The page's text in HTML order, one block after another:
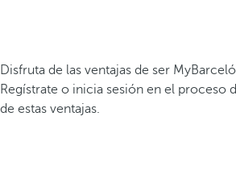
Disfruta de las ventajas de ser MyBarceló
Regístrate o inicia sesión en el proceso
de estas ventajas.